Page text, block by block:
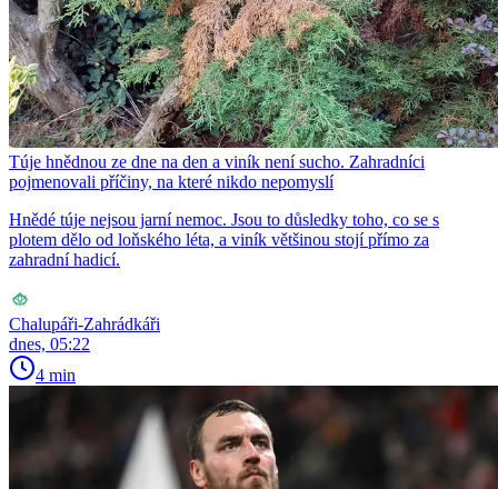
Túje hnědnou ze dne na den a viník není sucho. Zahradníci
pojmenovali příčiny, na které nikdo nepomyslí
Hnědé túje nejsou jarní nemoc. Jsou to důsledky toho, co se s
plotem dělo od loňského léta, a viník většinou stojí přímo za
zahradní hadicí.
Chalupáři-Zahrádkáři
dnes, 05:22
4 min